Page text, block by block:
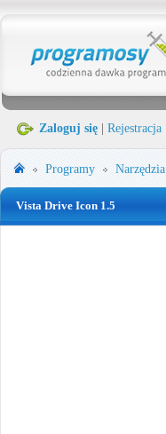
Zaloguj się Rejestracja
Programy Narzędzia
Vista Drive Icon 1.5